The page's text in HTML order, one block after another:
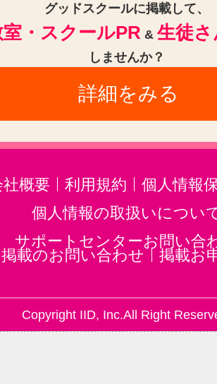
グッドスクールに掲載して、
・スクールPR & 生徒
しませんか？
詳細をみる
社概要 利用規約
個人情報
個人情報の取扱いについ
サポートセンターお問い合
掲載のお問い合わせ
掲載お
Copyright IID, Inc.All Right